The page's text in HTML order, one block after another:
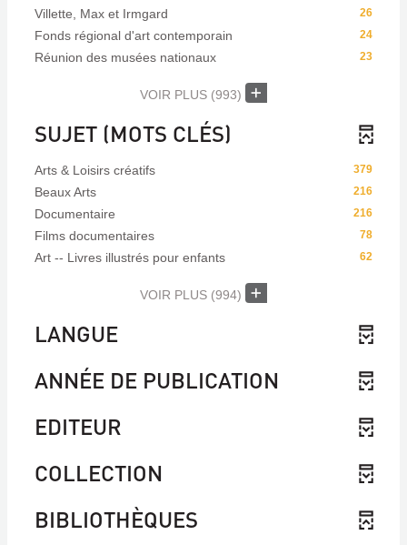
26
Villette, Max et Irmgard
24
Fonds régional d'art contemporain
23
Réunion des musées nationaux
VOIR PLUS (993)
SUJET (MOTS CLÉS)
379
Arts & Loisirs créatifs
216
Beaux Arts
216
Documentaire
78
Films documentaires
62
Art -- Livres illustrés pour enfants
VOIR PLUS (994)
LANGUE
ANNÉE DE PUBLICATION
EDITEUR
COLLECTION
BIBLIOTHÈQUES